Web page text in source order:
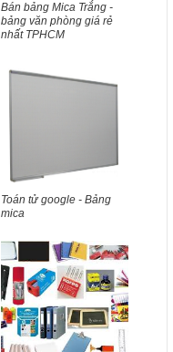
Bán bảng Mica Trắng -
bảng văn phòng giá rẻ
nhất TPHCM
Toán tử google - Bảng
mica